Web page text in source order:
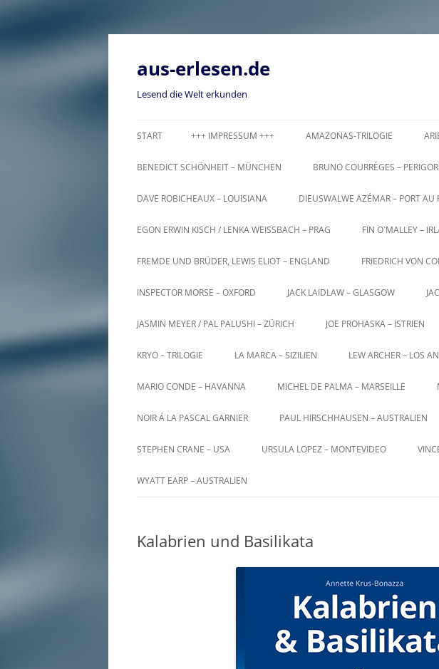
Zum
aus-erlesen.de
Lesend die Welt erkunden
START +++ IMPRESSUM +++ AMAZONAS-TRILOGIE
BENEDICT SCHÖNHEIT – MÜNCHEN BRUNO COURRÈGES –
DAVE ROBICHEAUX – LOUISIANA DIEUSWALWE AZÉMAR – PORT AU
EGON ERWIN KISCH / LENKA WEISSBACH – PRAG FIN O`MALLEY –
FREMDE UND BRÜDER, LEWIS ELIOT – ENGLAND FRIEDRICH VON
INSPECTOR MORSE – OXFORD JACK LAIDLAW – GLASGOW
JASMIN MEYER / PAL PALUSHI – ZÜRICH JOE PROHASKA – ISTRIEN
KRYO – TRILOGIE LA MARCA – SIZILIEN LEW ARCHER – LOS
MARIO CONDE – HAVANNA MICHEL DE PALMA – MARSEILLE
NOIR Á LA PASCAL GARNIER PAUL HIRSCHHAUSEN – AUSTRALIEN
STEPHEN CRANE – USA URSULA LOPEZ – MONTEVIDEO
WYATT EARP – AUSTRALIEN
Kalabrien und Basilikata